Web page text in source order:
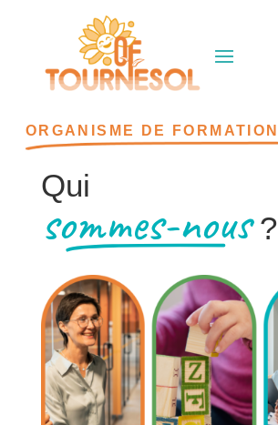
ORGANISME DE FORMATION
Qui
sommes-nous?